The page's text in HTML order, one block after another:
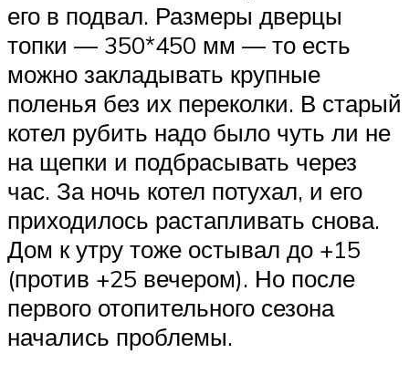
его в подвал. Размеры дверцы
топки — 350*450 мм — то есть
можно закладывать крупные
поленья без их переколки. В старый
котел рубить надо было чуть ли не
на щепки и подбрасывать через
час. За ночь котел потухал, и его
приходилось растапливать снова.
Дом к утру тоже остывал до +15
(против +25 вечером). Но после
первого отопительного сезона
начались проблемы.